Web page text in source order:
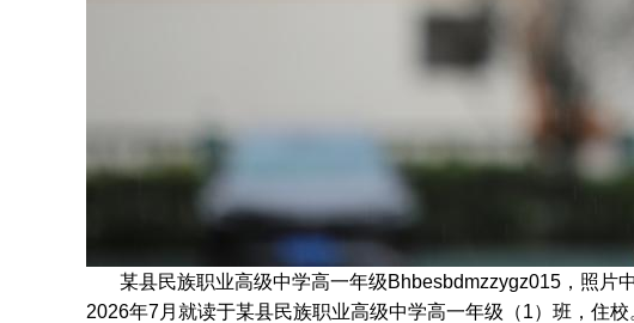
某县民族职业高级中学高一年级Bhbesbdmzzygz015，照片
2026年7月 就读于某县民族职业高级中学高一年级 （1）班 ，住校